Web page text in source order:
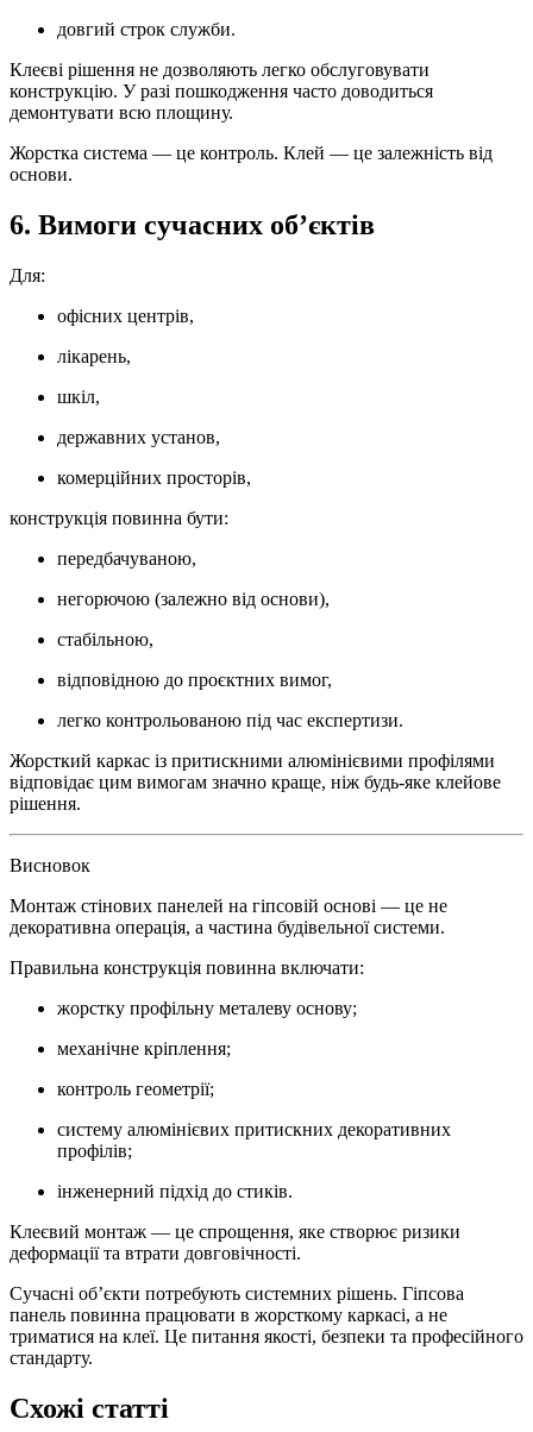
довгий строк служби.
Клеєві рішення не дозволяють легко обслуговувати
конструкцію. У разі пошкодження часто доводиться
демонтувати всю площину.
Жорстка система — це контроль. Клей — це залежність від
основи.
6. Вимоги сучасних об’єктів
Для:
офісних центрів,
лікарень,
шкіл,
державних установ,
комерційних просторів,
конструкція повинна бути:
передбачуваною,
негорючою (залежно від основи),
стабільною,
відповідною до проєктних вимог,
легко контрольованою під час експертизи.
Жорсткий каркас із притискними алюмінієвими профілями
відповідає цим вимогам значно краще, ніж будь-яке клейове
рішення.
Висновок
Монтаж стінових панелей на гіпсовій основі — це не
декоративна операція, а частина будівельної системи.
Правильна конструкція повинна включати:
жорстку профільну металеву основу;
механічне кріплення;
контроль геометрії;
систему алюмінієвих притискних декоративних
профілів;
інженерний підхід до стиків.
Клеєвий монтаж — це спрощення, яке створює ризики
деформації та втрати довговічності.
Сучасні об’єкти потребують системних рішень. Гіпсова
панель повинна працювати в жорсткому каркасі, а не
триматися на клеї. Це питання якості, безпеки та професійного
стандарту.
Схожі статті